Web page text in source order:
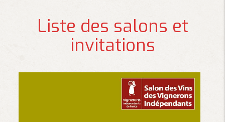
Liste des salons et
invitations